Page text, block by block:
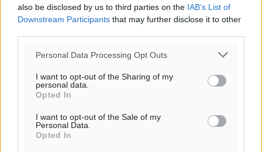
also be disclosed by us to third parties on the IAB’s List of
Downstream Participants that may further disclose it to other
Personal Data Processing Opt Outs
I want to opt-out of the Sharing of my
personal data.
Opted In
I want to opt-out of the Sale of my
Personal Data.
Opted In
Τοπικές Ειδήσεις• πριν 51 λεπτά
61ης Πανελλήνιας Έκθεσης Χειροτεχνίας και
Τοπικές Ειδήσεις• πριν 57 λεπτά
Ευρωπαϊκό Πρωτάθλημα Στίβου: Εκτός τελικού η
Μαγκούλια και συνέχειας η Σπανουδάκη
Αθλητικά